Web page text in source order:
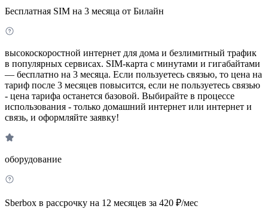
Бесплатная SIM на 3 месяца от Билайн
высокоскоростной интернет для дома и безлимитный трафик
в популярных сервисах. SIM-карта с минутами и гигабайтами
— бесплатно на 3 месяца. Если пользуетесь связью, то цена на
тариф после 3 месяцев повысится, если не пользуетесь связью
- цена тарифа останется базовой. Выбирайте в процессе
использования - только домашний интернет или интернет и
связь, и оформляйте заявку!
оборудование
Sberbox в рассрочку на 12 месяцев за 420 ₽/мес